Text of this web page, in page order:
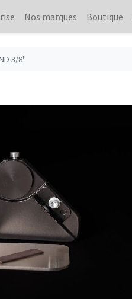
Nos marques Boutique
3/8"